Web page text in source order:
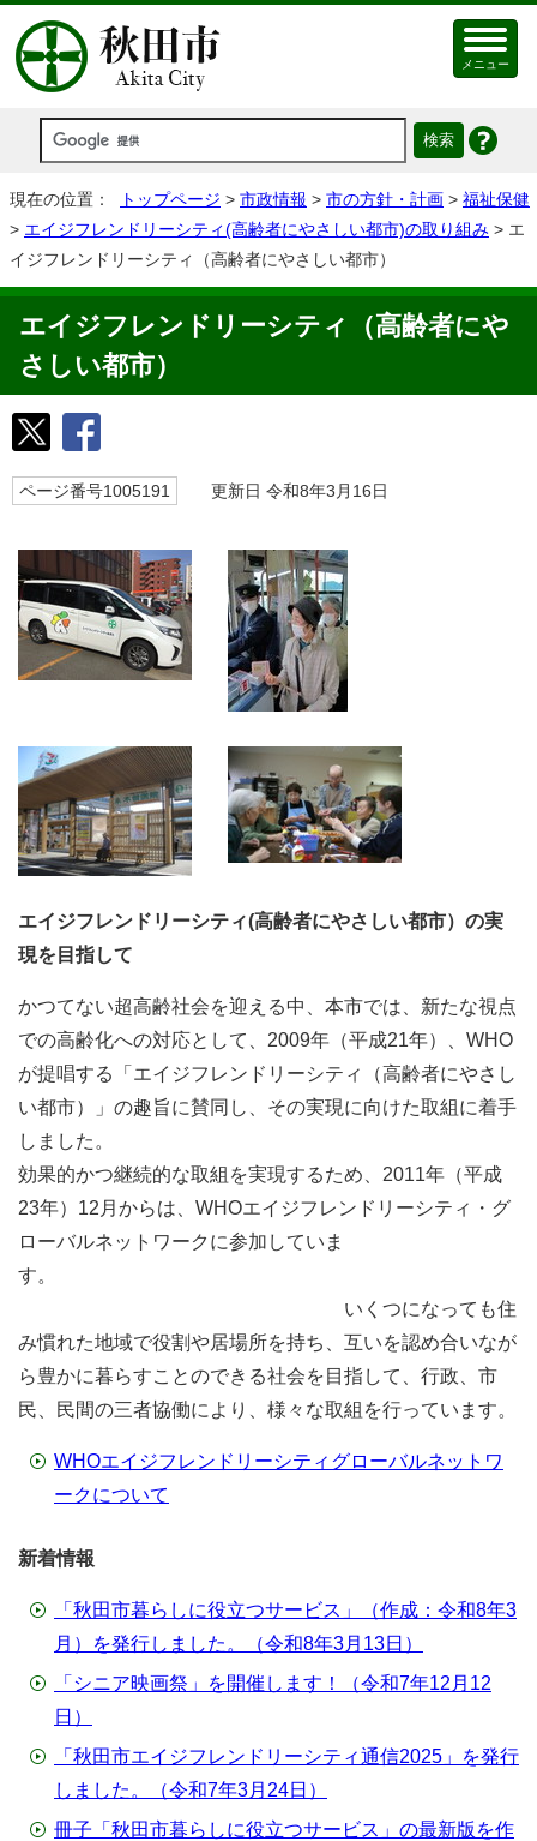
メニュー
現在の位置： トップページ > 市政情報 > 市の方針・計画 > 福祉保健
> エイジフレンドリーシティ(高齢者にやさしい都市)の取り組み > エ
イジフレンドリーシティ（高齢者にやさしい都市）
エイジフレンドリーシティ（高齢者にや
さしい都市）
ページ番号1005191 更新日 令和8年3月16日
エイジフレンドリーシティ(高齢者にやさしい都市）の実
現を目指して
かつてない超高齢社会を迎える中、本市では、新たな視点
での高齢化への対応として、2009年（平成21年）、WHO
が提唱する「エイジフレンドリーシティ（高齢者にやさし
い都市）」の趣旨に賛同し、その実現に向けた取組に着手
しました。
効果的かつ継続的な取組を実現するため、2011年（平成
23年）12月からは、WHOエイジフレンドリーシティ・グ
ローバルネットワークに参加していま
す。
いくつになっても住
み慣れた地域で役割や居場所を持ち、互いを認め合いなが
ら豊かに暮らすことのできる社会を目指して、行政、市
民、民間の三者協働により、様々な取組を行っています。
WHOエイジフレンドリーシティグローバルネットワ
ークについて
新着情報
「秋田市暮らしに役立つサービス」（作成：令和8年3
月）を発行しました。（令和8年3月13日）
「シニア映画祭」を開催します！（令和7年12月12
日）
「秋田市エイジフレンドリーシティ通信2025」を発行
しました。（令和7年3月24日）
冊子「秋田市暮らしに役立つサービス」の最新版を作